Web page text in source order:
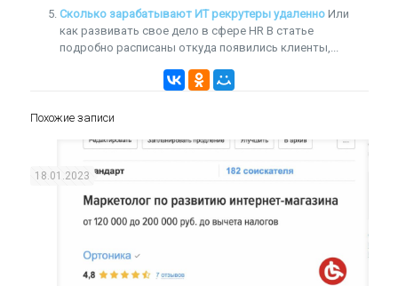
Сколько зарабатывают ИТ рекрутеры удаленно Или
как развивать свое дело в сфере HR В статье
подробно расписаны откуда появились клиенты,...
Похожие записи
18.01.2023